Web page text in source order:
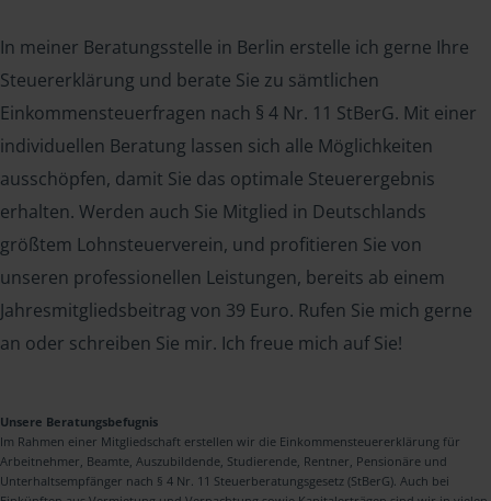
In meiner Beratungsstelle in Berlin erstelle ich gerne Ihre
Steuererklärung und berate Sie zu sämtlichen
Einkommensteuerfragen nach § 4 Nr. 11 StBerG. Mit einer
individuellen Beratung lassen sich alle Möglichkeiten
ausschöpfen, damit Sie das optimale Steuerergebnis
erhalten. Werden auch Sie Mitglied in Deutschlands
größtem Lohnsteuerverein, und profitieren Sie von
unseren professionellen Leistungen, bereits ab einem
Jahresmitgliedsbeitrag von 39 Euro. Rufen Sie mich gerne
an oder schreiben Sie mir. Ich freue mich auf Sie!
Unsere Beratungsbefugnis
Im Rahmen einer Mitgliedschaft erstellen wir die Einkommensteuererklärung für
Arbeitnehmer, Beamte, Auszubildende, Studierende, Rentner, Pensionäre und
Unterhaltsempfänger nach § 4 Nr. 11 Steuerberatungsgesetz (StBerG). Auch bei